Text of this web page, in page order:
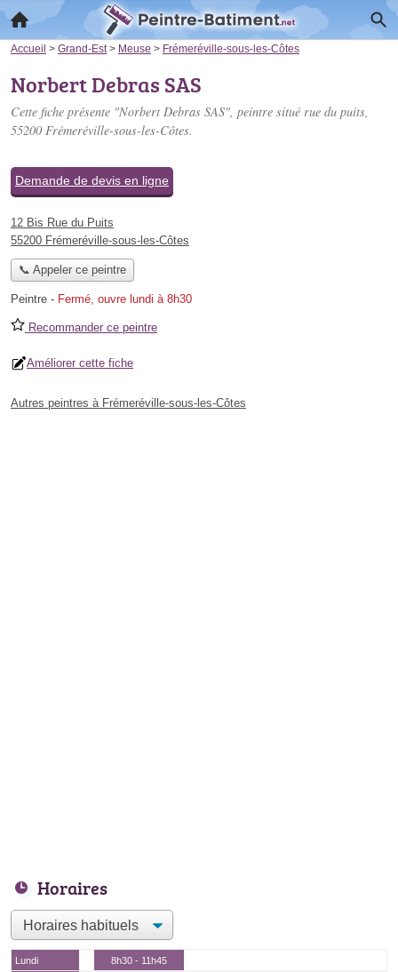
Accueil > Grand-Est > Meuse > Frémeréville-sous-les-Côtes
Norbert Debras SAS
Cette fiche présente "Norbert Debras SAS", peintre situé rue du puits,
55200 Frémeréville-sous-les-Côtes.
Demande de devis en ligne
12 Bis Rue du Puits
55200 Frémeréville-sous-les-Côtes
📞 Appeler ce peintre
Peintre - Fermé, ouvre lundi à 8h30
Recommander ce peintre
Améliorer cette fiche
Autres peintres à Frémeréville-sous-les-Côtes
Horaires
Lundi
8h30 - 11h45